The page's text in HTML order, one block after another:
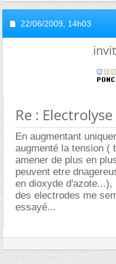
22/06/2009, 14h03
Re : Electrolyse
En augmentant
augmenté la tension (
amener de plus en
peuvent etre
en dioxyde
des electrodes me
essayé...